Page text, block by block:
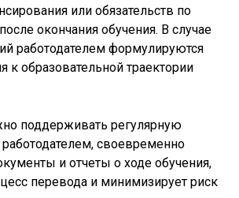
или обязательств по
окончания обучения. В случае
работодателем формулируются
к образовательной траектории
поддерживать регулярную
своевременно
и отчеты о ходе обучения,
перевода и минимизирует риск